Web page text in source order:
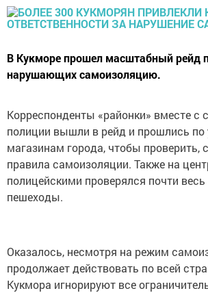
В Кукморе прошел масштабный рейд
нарушающих самоизоляцию.
Корреспонденты «районки» вместе с
полиции вышли в рейд и прошлись по
магазинам города, чтобы проверить,
правила самоизоляции. Также на
полицейскими проверялся почти весь
пешеходы.
Оказалось, несмотря на режим
продолжает действовать по всей
Кукмора игнорируют все